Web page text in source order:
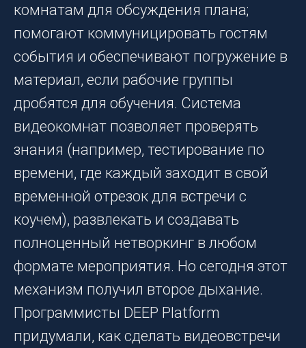
комнатам для обсуждения плана;
помогают коммуницировать гостям
события и обеспечивают погружение в
материал, если рабочие группы
дробятся для обучения. Система
видеокомнат позволяет проверять
знания (например, тестирование по
времени, где каждый заходит в свой
временной отрезок для встречи с
коучем), развлекать и создавать
полноценный нетворкинг в любом
формате мероприятия. Но сегодня этот
механизм получил второе дыхание.
Программисты DEEP Platform
придумали, как сделать видеовстречи